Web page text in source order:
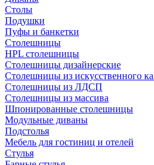
Столы
Подушки
Пуфы и банкетки
Столешницы
HPL столешницы
Столешницы дизайнерские
Столешницы из искусственного
Столешницы из ЛДСП
Столешницы из массива
Шпонированные столешницы
Модульные диваны
Подстолья
Мебель для гостиниц и отелей
Стулья